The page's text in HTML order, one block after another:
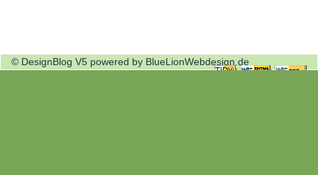
© DesignBlog V5 powered by BlueLionWebdesign.de